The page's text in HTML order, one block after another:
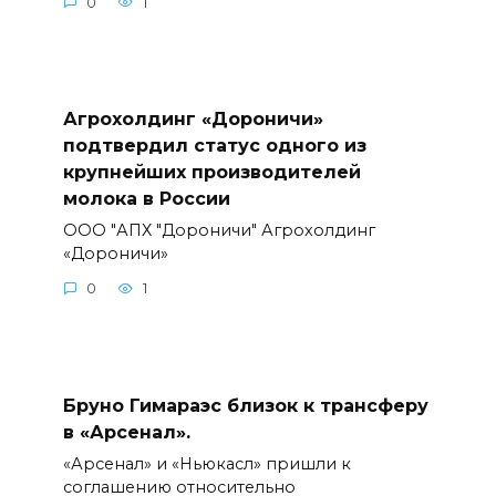
Агрохолдинг «Дороничи»
подтвердил статус одного из
крупнейших производителей
молока в России
ООО "АПХ "Дороничи" Агрохолдинг
«Дороничи»
0 1
Бруно Гимараэс близок к трансферу
в «Арсенал».
«Арсенал» и «Ньюкасл» пришли к
соглашению относительно